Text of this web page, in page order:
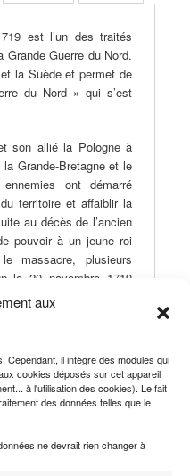
aux
Cependant, il intègre des modules qui
cookies déposés sur cet appareil
à l'utilisation des cookies). Le fait
des données telles que le
ne devrait rien changer à
est l’un des traités
Guerre du Nord.
la Suède et permet de
du Nord » qui s’est
son allié la Pologne à
Grande-Bretagne et le
ont démarré
territoire et affaiblir la
au décès de l’ancien
pouvoir à un jeune roi
massacre, plusieurs
le 20 novembre 1719
Suède et la Grande-
et le Danemark)
entre la Suède et
cette guerre, doit céder
à des droits de